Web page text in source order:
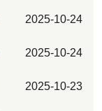
2025-10-24
2025-10-24
2025-10-23